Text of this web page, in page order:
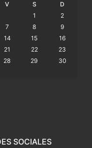
V S
D
1
2
7 8
9
14 15
16
21 22
23
28 29
30
SOCIALES